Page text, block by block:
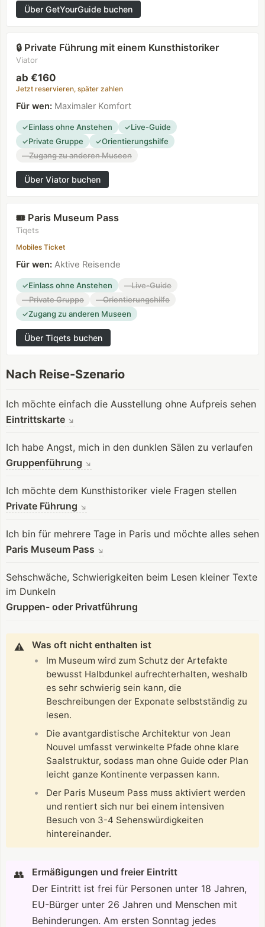
Über GetYourGuide buchen
🔒 Private Führung mit einem Kunsthistoriker
Viator
ab €160
Jetzt reservieren, später zahlen
Für wen: Maximaler Komfort
✓Einlass ohne Anstehen ✓Live-Guide
✓Private Gruppe ✓Orientierungshilfe
—Zugang zu anderen Museen
Über Viator buchen
🎟️ Paris Museum Pass
Tiqets
Mobiles Ticket
Für wen: Aktive Reisende
✓Einlass ohne Anstehen —Live-Guide
—Private Gruppe —Orientierungshilfe
✓Zugang zu anderen Museen
Über Tiqets buchen
Nach Reise-Szenario
Ich möchte einfach die Ausstellung ohne Aufpreis sehen
Eintrittskarte ↘
Ich habe Angst, mich in den dunklen Sälen zu verlaufen
Gruppenführung ↘
Ich möchte dem Kunsthistoriker viele Fragen stellen
Private Führung ↘
Ich bin für mehrere Tage in Paris und möchte alles sehen
Paris Museum Pass ↘
Sehschwäche, Schwierigkeiten beim Lesen kleiner Texte
im Dunkeln
Gruppen- oder Privatführung
⚠️
Was oft nicht enthalten ist
Im Museum wird zum Schutz der Artefakte
bewusst Halbdunkel aufrechterhalten, weshalb
es sehr schwierig sein kann, die
Beschreibungen der Exponate selbstständig zu
lesen.
Die avantgardistische Architektur von Jean
Nouvel umfasst verwinkelte Pfade ohne klare
Saalstruktur, sodass man ohne Guide oder Plan
leicht ganze Kontinente verpassen kann.
Der Paris Museum Pass muss aktiviert werden
und rentiert sich nur bei einem intensiven
Besuch von 3-4 Sehenswürdigkeiten
hintereinander.
👥 Ermäßigungen und freier Eintritt
Der Eintritt ist frei für Personen unter 18 Jahren,
EU-Bürger unter 26 Jahren und Menschen mit
Behinderungen. Am ersten Sonntag jedes